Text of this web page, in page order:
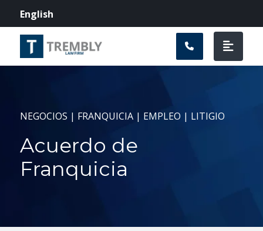
English
NEGOCIOS | FRANQUICIA | EMPLEO | LITIGIO
Acuerdo de
Franquicia